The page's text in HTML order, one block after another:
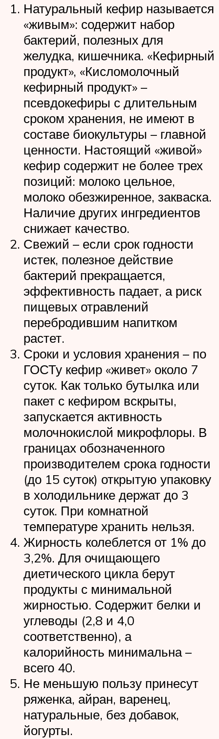
Натуральный кефир называется
«живым»: содержит набор
бактерий, полезных для
желудка, кишечника. «Кефирный
продукт», «Кисломолочный
кефирный продукт» –
псевдокефиры с длительным
сроком хранения, не имеют в
составе биокультуры – главной
ценности. Настоящий «живой»
кефир содержит не более трех
позиций: молоко цельное,
молоко обезжиренное, закваска.
Наличие других ингредиентов
снижает качество.
Свежий – если срок годности
истек, полезное действие
бактерий прекращается,
эффективность падает, а риск
пищевых отравлений
перебродившим напитком
растет.
Сроки и условия хранения – по
ГОСТу кефир «живет» около 7
суток. Как только бутылка или
пакет с кефиром вскрыты,
запускается активность
молочнокислой микрофлоры. В
границах обозначенного
производителем срока годности
(до 15 суток) открытую упаковку
в холодильнике держат до 3
суток. При комнатной
температуре хранить нельзя.
Жирность колеблется от 1% до
3,2%. Для очищающего
диетического цикла берут
продукты с минимальной
жирностью. Содержит белки и
углеводы (2,8 и 4,0
соответственно), а
калорийность минимальна –
всего 40.
Не меньшую пользу принесут
ряженка, айран, варенец,
натуральные, без добавок,
йогурты.